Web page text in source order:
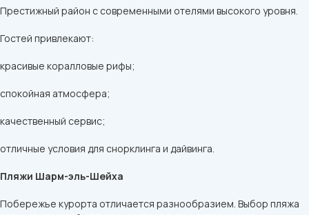
Престижный район с современными отелями высокого уровня.
Гостей привлекают:
красивые коралловые рифы;
спокойная атмосфера;
качественный сервис;
отличные условия для снорклинга и дайвинга.
Пляжи Шарм-эль-Шейха
Побережье курорта отличается разнообразием. Выбор пляжа